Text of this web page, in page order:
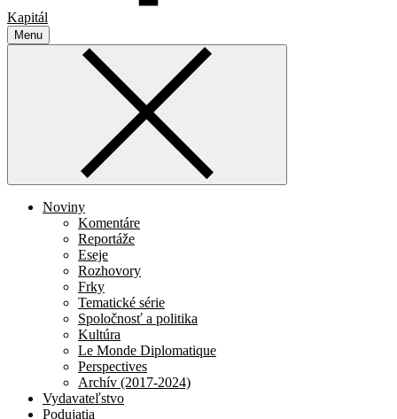
Kapitál
Menu
Noviny
Komentáre
Reportáže
Eseje
Rozhovory
Frky
Tematické série
Spoločnosť a politika
Kultúra
Le Monde Diplomatique
Perspectives
Archív (2017-2024)
Vydavateľstvo
Podujatia